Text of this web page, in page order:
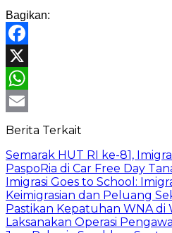
Bagikan:
Facebook
X
WhatsApp
Email
Berita Terkait
Semarak HUT RI ke-81,
PaspoRia di Car Free Day
Imigrasi Goes to School:
Keimigrasian dan Peluang
Pastikan Kepatuhan WNA di
Laksanakan Operasi